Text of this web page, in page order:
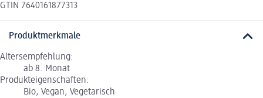
GTIN 7640161877313
Produktmerkmale
Altersempfehlung:
ab 8. Monat
Produkteigenschaften:
Bio, Vegan, Vegetarisch